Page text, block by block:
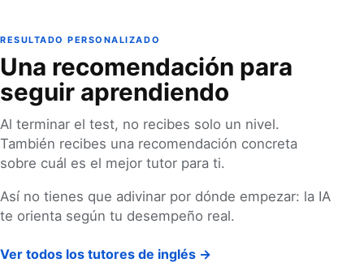
RESULTADO PERSONALIZADO
Una recomendación para
seguir aprendiendo
Al terminar el test, no recibes solo un nivel.
También recibes una recomendación concreta
sobre cuál es el mejor tutor para ti.
Así no tienes que adivinar por dónde empezar: la IA
te orienta según tu desempeño real.
Ver todos los tutores de inglés →